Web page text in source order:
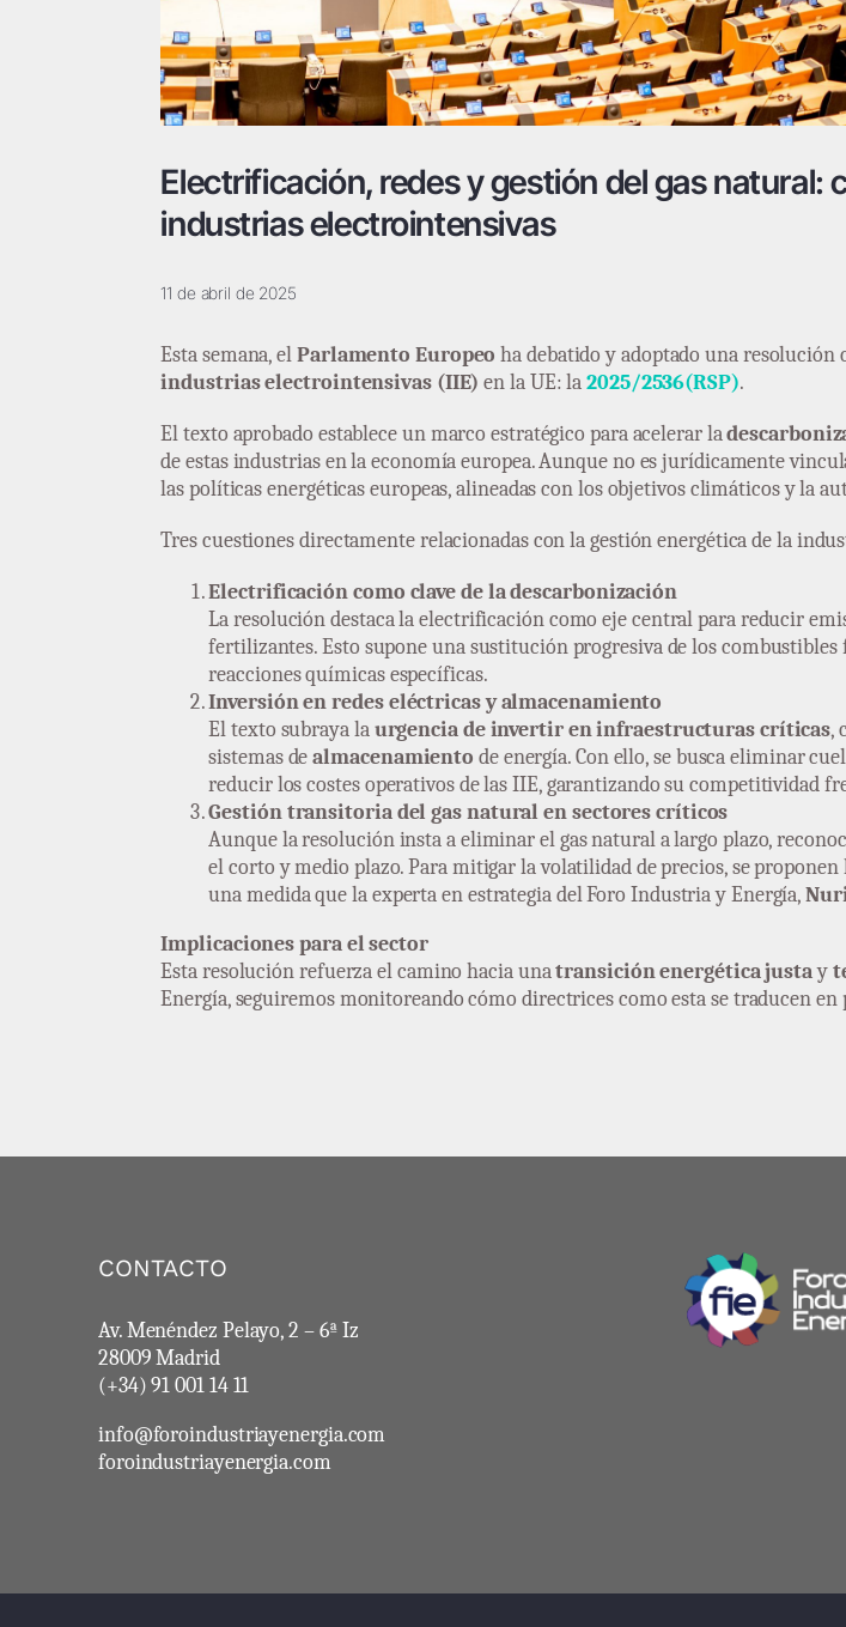
Electrificación, redes y gestión del gas natural:
industrias electrointensivas
11 de abril de 2025
Esta semana, elParlamento Europeo ha debatido y adoptado una
industrias electrointensivas (IIE) en la UE: la2025/2536(RSP).
El texto aprobado establece un marco estratégico para acelerar la
de estas industrias en la economía europea. Aunque no es jurídicamente
las políticas energéticas europeas, alineadas con los objetivos climáticos y la
Tres cuestiones directamente relacionadas con la gestión energética de la
Electrificación como clave de la descarbonización
La resolución destaca la electrificación como eje central para reducir
fertilizantes. Esto supone una sustitución progresiva de los
reacciones químicas específicas.
Inversión en redes eléctricas y almacenamiento
El texto subraya laurgencia de invertir en infraestructuras críticas,
sistemas dealmacenamiento de energía. Con ello, se busca eliminar
reducir los costes operativos de las IIE, garantizando su competitividad
Gestión transitoria del gas natural en sectores críticos
Aunque la resolución insta a eliminar el gas natural a largo plazo,
el corto y medio plazo. Para mitigar la volatilidad de precios, se
una medida que la experta en estrategia del Foro Industria y Energía,
Implicaciones para el sector
Esta resolución refuerza el camino hacia unatransición energética justay
Energía, seguiremos monitoreando cómo directrices como esta se traducen
CONTACTO
Av. Menéndez Pelayo, 2 – 6ª Iz
28009 Madrid
(+34) 91 001 14 11
info@foroindustriayenergia.com
foroindustriayenergia.com